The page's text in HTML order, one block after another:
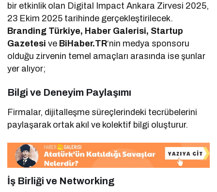
bir etkinlik olan Digital Impact Ankara Zirvesi 2025,
23 Ekim 2025 tarihinde gerçekleştirilecek.
Branding Türkiye, Haber Galerisi, Startup
Gazetesive BiHaber.TR‘nin medya sponsoru
olduğu zirvenin temel amaçları arasında ise şunlar
yer alıyor;
Bilgi ve Deneyim Paylaşımı
Firmalar, dijitalleşme süreçlerindeki tecrübelerini
paylaşarak ortak akıl ve kolektif bilgi oluşturur.
İş Birliği ve Networking